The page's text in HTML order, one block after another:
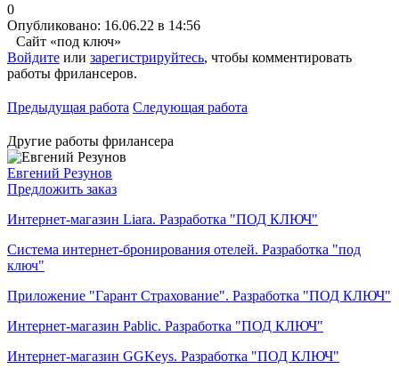
0
Опубликовано: 16.06.22 в 14:56
Сайт «под ключ»
Войдите или зарегистрируйтесь, чтобы комментировать
работы фрилансеров.
Предыдущая работа Следующая работа
Другие работы фрилансера
Евгений Резунов
Предложить заказ
Интернет-магазин Liara. Разработка "ПОД КЛЮЧ"
Система интернет-бронирования отелей. Разработка "под
ключ"
Приложение "Гарант Страхование". Разработка "ПОД КЛЮЧ"
Интернет-магазин Pablic. Разработка "ПОД КЛЮЧ"
Интернет-магазин GGKeys. Разработка "ПОД КЛЮЧ"